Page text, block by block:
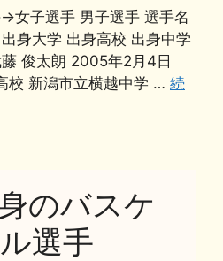
e p
y
Li
ai
l
女子選手 男子選手 選手名
身大学 出身高校 出身中学
俊太朗 2005年2月4日
校 新潟市立横越中学 … 続
のバスケ
選手